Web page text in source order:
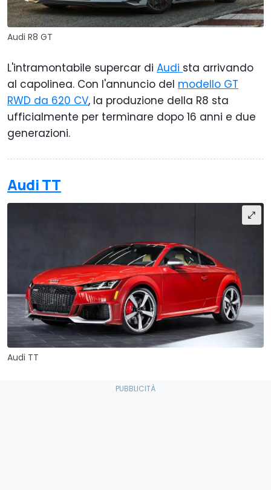
Audi R8 GT
L'intramontabile supercar di Audi sta arrivando
al capolinea. Con l'annuncio del modello GT
RWD da 620 CV, la produzione della R8 sta
ufficialmente per terminare dopo 16 anni e due
generazioni.
Audi TT
Audi TT